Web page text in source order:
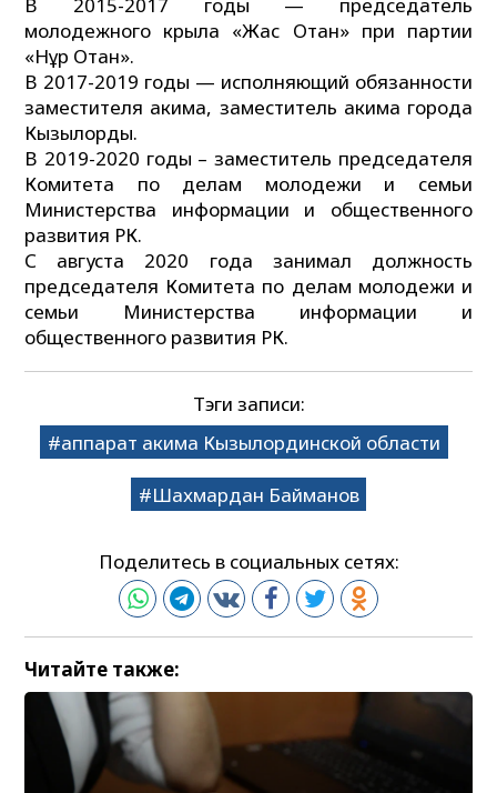
В 2015-2017 годы — председатель
молодежного крыла «Жас Отан» при партии
«Нұр Отан».
В 2017-2019 годы — исполняющий обязанности
заместителя акима, заместитель акима города
Кызылорды.
В 2019-2020 годы – заместитель председателя
Комитета по делам молодежи и семьи
Министерства информации и общественного
развития РК.
С августа 2020 года занимал должность
председателя Комитета по делам молодежи и
семьи Министерства информации и
общественного развития РК.
Тэги записи:
аппарат акима Кызылординской области
Шахмардан Байманов
Поделитесь в социальных сетях:
Читайте также: